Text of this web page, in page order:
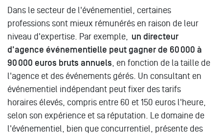
Dans le secteur de l'événementiel, certaines
professions sont mieux rémunérés en raison de leur
niveau d'expertise. Par exemple, un directeur
d'agence événementielle peut gagner de 60 000 à
90 000 euros bruts annuels, en fonction de la taille de
l'agence et des événements gérés. Un consultant en
événementiel indépendant peut fixer des tarifs
horaires élevés, compris entre 60 et 150 euros l'heure,
selon son expérience et sa réputation. Le domaine de
l'événementiel, bien que concurrentiel, présente des